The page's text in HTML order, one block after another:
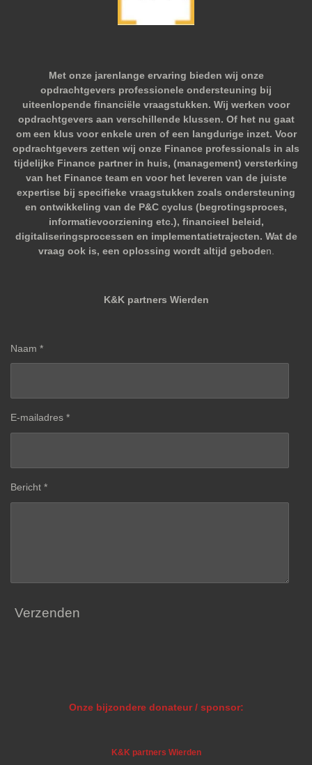
Met onze jarenlange ervaring bieden wij onze
opdrachtgevers professionele ondersteuning bij
uiteenlopende financiële vraagstukken. Wij werken voor
opdrachtgevers aan verschillende klussen. Of het nu gaat
om een klus voor enkele uren of een langdurige inzet. Voor
opdrachtgevers zetten wij onze Finance professionals in als
tijdelijke Finance partner in huis, (management) versterking
van het Finance team en voor het leveren van de juiste
expertise bij specifieke vraagstukken zoals ondersteuning
en ontwikkeling van de P&C cyclus (begrotingsproces,
informatievoorziening etc.), financieel beleid,
digitaliseringsprocessen en implementatietrajecten. Wat de
vraag ook is, een oplossing wordt altijd geboden.
K&K partners Wierden
Naam *
E-mailadres *
Bericht *
Verzenden
Onze bijzondere donateur / sponsor:
K&K partners Wierden